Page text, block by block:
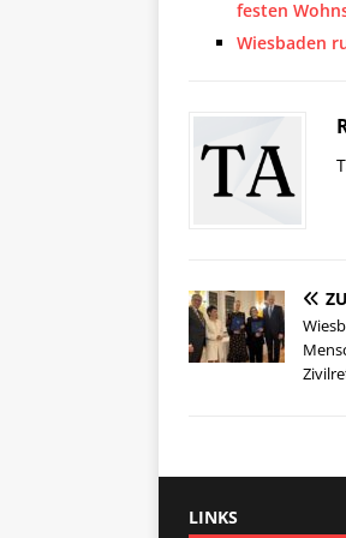
festen
Wiesbaden
LINKS